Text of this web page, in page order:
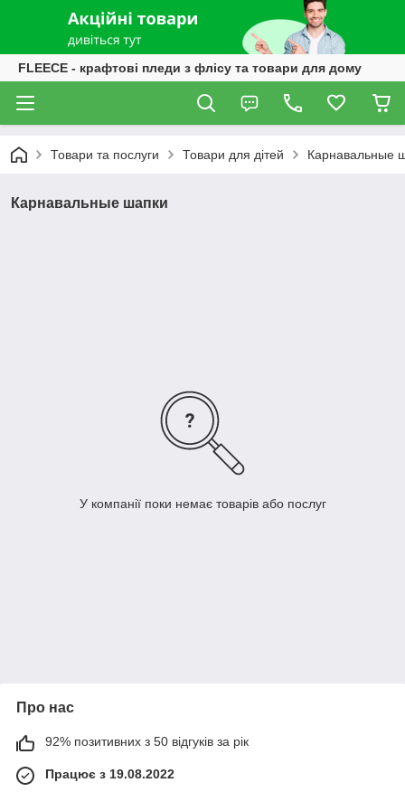
FLEECE - крафтові пледи з флісу та товари для дому
Товари та послуги Товари для дітей Карнавальные
Карнавальные шапки
У компанії поки немає товарів або послуг
Про нас
92% позитивних з 50 відгуків за рік
Працює з 19.08.2022